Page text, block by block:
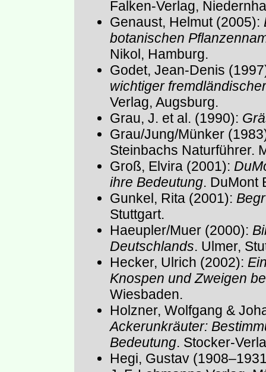
Falken-Verlag,
Genaust, Helmut (2005):
botanischen
Nikol, Hamburg.
Godet, Jean-Denis
wichtiger
Verlag, Augsburg.
Grau, J. et al. (1990):
Grau/Jung/Münker
Steinbachs Naturführer.
Groß, Elvira (2001):
ihre Bedeutung. DuMont
Gunkel, Rita (2001):
Stuttgart.
Haeupler/Muer (2000):
Deutschlands. Ulmer,
Hecker, Ulrich (2002):
Knospen und Zweigen
Wiesbaden.
Holzner, Wolfgang &
Ackerunkräuter:
Bedeutung. Stocker-
Hegi, Gustav